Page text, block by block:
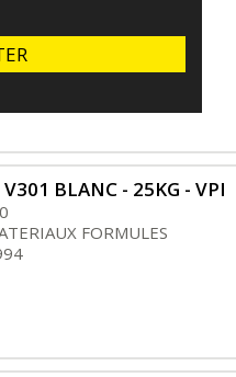
BLANC - 25KG - VPI
FORMULES